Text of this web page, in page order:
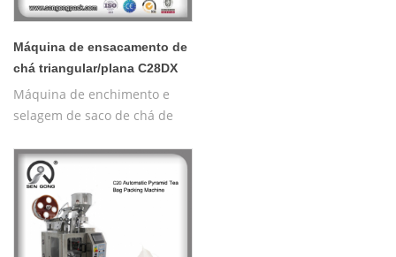
Máquina de ensacamento de
chá triangular/plana C28DX
Máquina de enchimento e
selagem de saco de chá de
pirâmide de nylon
automática/máquina de
embalagem interna e externa
plana